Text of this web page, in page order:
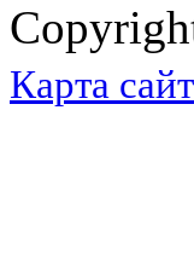
Карта